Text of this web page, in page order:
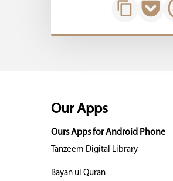
Our Apps
Ours Apps for Android Phone
Tanzeem Digital Library
Bayan ul Quran